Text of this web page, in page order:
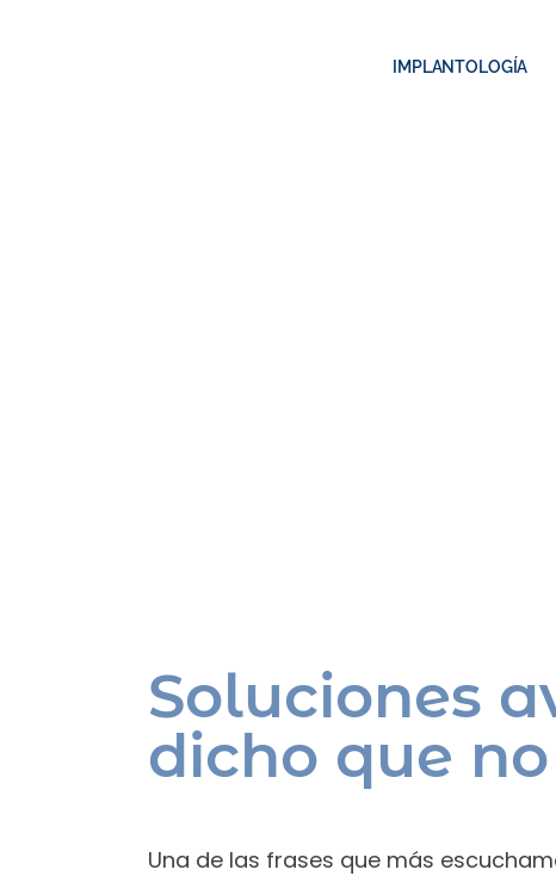
IMPLANTOLOGÍA
Soluciones
dicho que
Una de las frases que más